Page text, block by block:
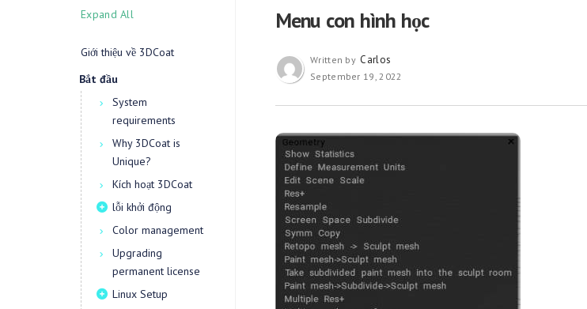
Expand All
Giới thiệu về 3DCoat
Bắt đầu
System
requirements
Why 3DCoat is
Unique?
Kích hoạt 3DCoat
lỗi khởi động
Color management
Upgrading
permanent license
Linux Setup
Menu con hình học
Written by Carlos
September 19, 2022